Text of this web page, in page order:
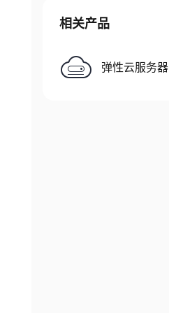
相关产品
弹性云服务器